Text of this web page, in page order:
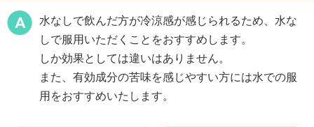
水なしで飲んだ方が冷涼感が感じられるため、水な
しで服用いただくことをおすすめします。
しか効果としては違いはありません。
また、有効成分の苦味を感じやすい方には水での服
用をおすすめいたします。